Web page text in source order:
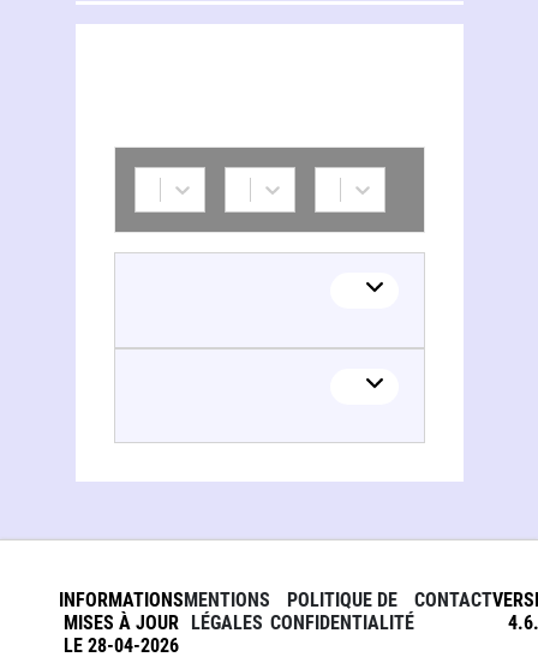
INFORMATIONS
MISES À JOUR
LE 28-04-2026
MENTIONS
LÉGALES
POLITIQUE DE
CONFIDENTIALITÉ
CONTACT